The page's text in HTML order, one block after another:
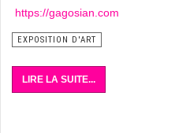
https://gagosian.com
EXPOSITION D'ART
LIRE LA SUITE...